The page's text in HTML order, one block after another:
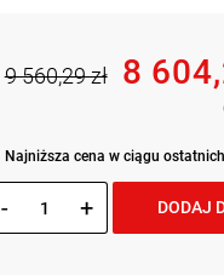
9 560,29 zł 8
Najniższa cena w ciągu
- + DODAJ